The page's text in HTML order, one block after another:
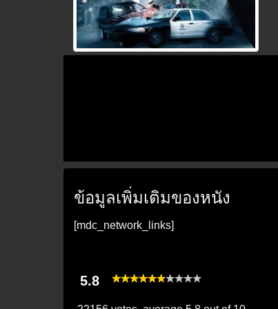
ข้อมูลเพิ่มเติมของหนัง
[mdc_network_links]
5.8